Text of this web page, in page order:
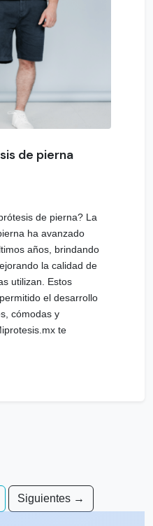
de pierna
de pierna? La
ha avanzado
años, brindando
la calidad de
utilizan. Estos
el desarrollo
cómodas y
te
Siguientes →